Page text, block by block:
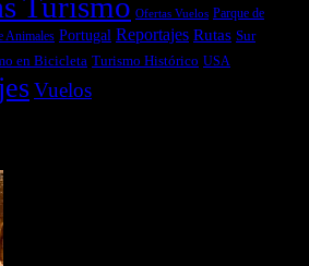
Turismo Ofertas Vuelos Parque de
Animales Portugal Reportajes Rutas Sur
en Bicicleta Turismo Histórico USA
Vuelos